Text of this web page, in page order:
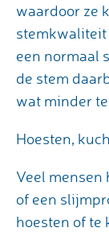
waardoor ze
stemkwaliteit
een normaal
de stem
wat minder
Hoesten,
Veel mensen
of een
hoesten of te